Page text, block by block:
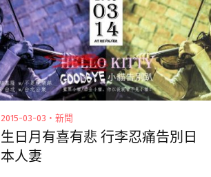
個字辛苦奮鬥著閱讀全文 "小樹報新歌：自
由！我們都想要自由！"
2015-03-03・新聞
生日月有喜有悲 行李忍痛告別日
本人妻